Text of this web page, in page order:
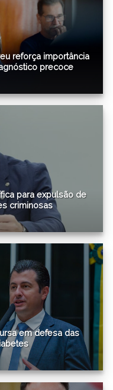
reforça importância
precoce
para expulsão de
criminosas
em defesa das